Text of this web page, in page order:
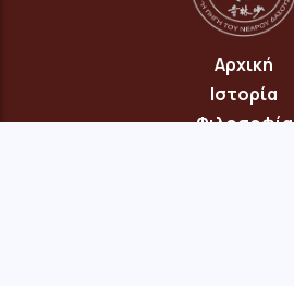
Αρχική
Ιστορία
Φιλοσοφία